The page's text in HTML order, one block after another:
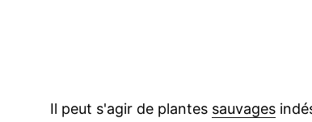
Il peut s'agir de plantes sauvages